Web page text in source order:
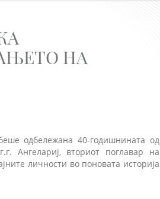
НА
одбележана 40-годишнината од
Ангелариј, вториот поглавар на
личности во поновата историја